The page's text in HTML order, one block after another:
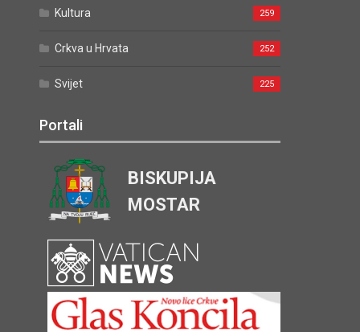
Kultura 259
Crkva u Hrvata 252
Svijet 225
Portali
BISKUPIJA
MOSTAR